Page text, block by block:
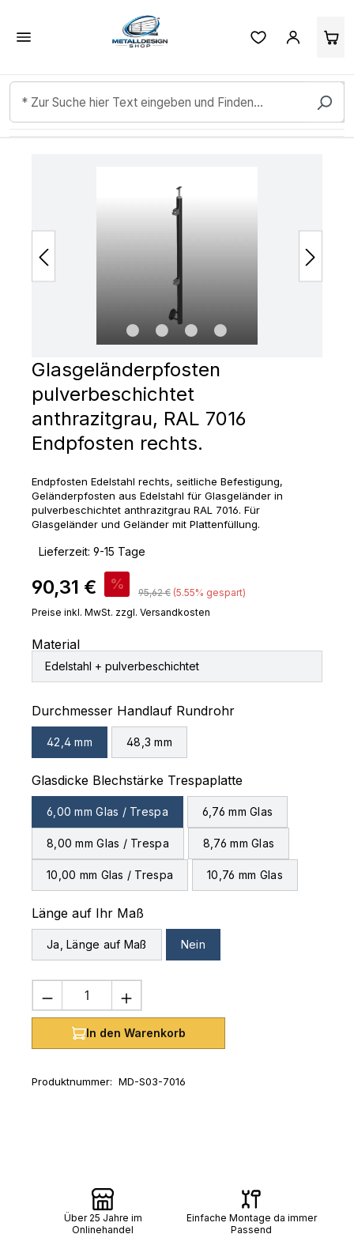
Zum Hauptinhalt springen
Glasgeländerpfosten
pulverbeschichtet
anthrazitgrau, RAL 7016
Endpfosten rechts.
Endpfosten Edelstahl rechts, seitliche Befestigung,
Geländerpfosten aus Edelstahl für Glasgeländer in
pulverbeschichtet anthrazitgrau RAL 7016. Für
Glasgeländer und Geländer mit Plattenfüllung.
Lieferzeit: 9-15 Tage
Verkaufspreis:
90,31 € % Regulärer Preis:
95,62 € (5.55% gespart)
Preise inkl. MwSt. zzgl. Versandkosten
Material
Edelstahl + pulverbeschichtet
Durchmesser Handlauf Rundrohrauswählen
42,4 mm 48,3 mm
Glasdicke Blechstärke Trespaplatteauswählen
6,00 mm Glas / Trespa 6,76 mm Glas
8,00 mm Glas / Trespa 8,76 mm Glas
10,00 mm Glas / Trespa 10,76 mm Glas
Länge auf Ihr Maß
Ja, Länge auf Maß Nein
Produkt Anzahl: Gib den
In den Warenkorb
Produktnummer: MD-S03-7016
Über 25 Jahre im
Onlinehandel
Einfache Montage da immer
Passend